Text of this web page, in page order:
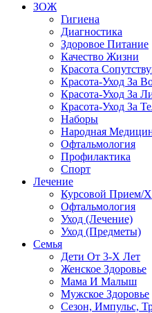
ЗОЖ
Гигиена
Диагностика
Здоровое Питание
Качество Жизни
Красота
Красота-Уход За
Красота-Уход За
Красота-Уход За
Наборы
Народная
Офтальмология
Профилактика
Спорт
Лечение
Курсовой Прием/
Офтальмология
Уход (Лечение)
Уход (Предметы)
Семья
Дети От 3-Х Лет
Женское Здоровье
Мама И Малыш
Мужское Здоровье
Сезон, Импульс,